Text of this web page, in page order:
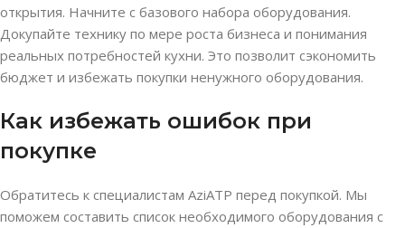
открытия. Начните с базового набора оборудования.
Докупайте технику по мере роста бизнеса и понимания
реальных потребностей кухни. Это позволит сэкономить
бюджет и избежать покупки ненужного оборудования.
Как избежать ошибок при
покупке
Обратитесь к специалистам AziATP перед покупкой. Мы
поможем составить список необходимого оборудования с